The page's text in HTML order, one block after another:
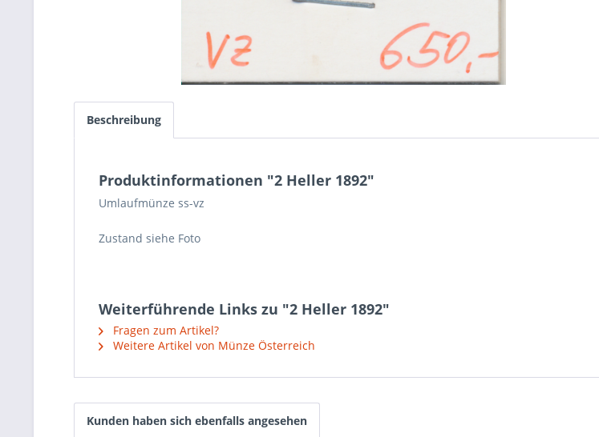
Beschreibung
Produktinformationen "2 Heller 1892"
Umlaufmünze ss-vz
Zustand siehe Foto
Weiterführende Links zu "2 Heller 1892"
Fragen zum Artikel?
Weitere Artikel von Münze Österreich
Kunden haben sich ebenfalls angesehen